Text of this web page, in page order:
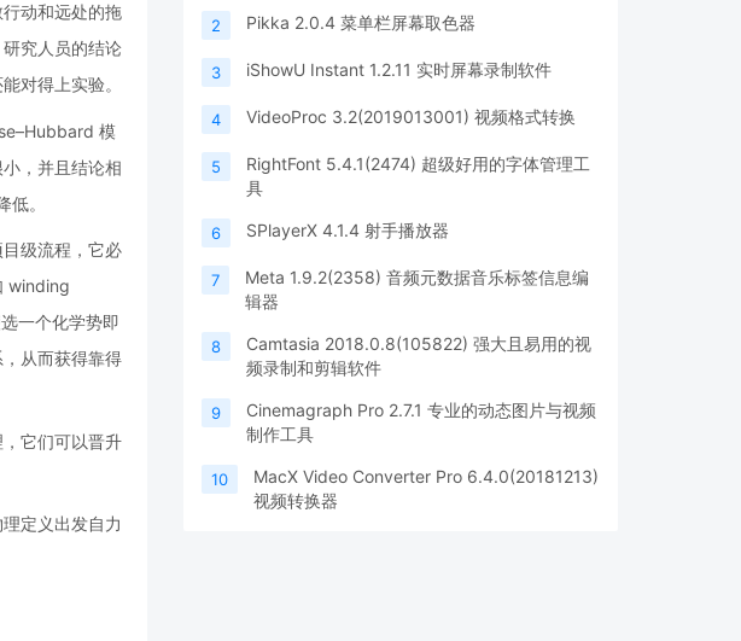
动和远处的拖
究人员的结论
对得上实验。
模
，并且结论相
。
级流程，它必
winding
一个化学势即
从而获得靠得
它们可以晋升
定义出发自力
2 Pikka 2.0.4 菜单栏屏幕取色器
3 iShowU Instant 1.2.11 实时屏幕录制软件
4 VideoProc 3.2(2019013001) 视频格式转换
5
RightFont 5.4.1(2474) 超级好用的字体管理工
具
6 SPlayerX 4.1.4 射手播放器
7
Meta 1.9.2(2358) 音频元数据音乐标签信息编
辑器
8
Camtasia 2018.0.8(105822) 强大且易用的视
频录制和剪辑软件
9
Cinemagraph Pro 2.7.1 专业的动态图片与视频
制作工具
10
MacX Video Converter Pro 6.4.0(20181213)
视频转换器